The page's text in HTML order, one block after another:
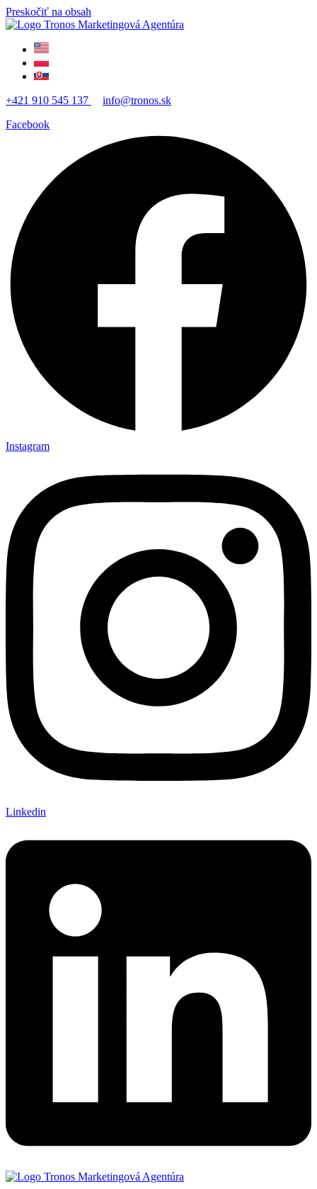
Preskočiť na obsah
+421 910 545 137
info@tronos.sk
Facebook
Instagram
Linkedin